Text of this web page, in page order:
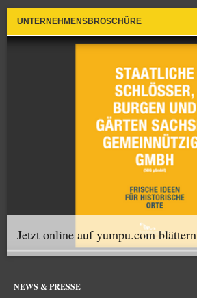
UNTERNEHMENSBROSCHÜRE
Jetzt online auf yumpu.com blättern
NEWS & PRESSE